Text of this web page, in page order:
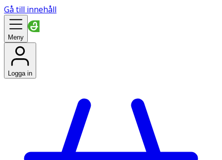
Gå till innehåll
Meny
Logga in